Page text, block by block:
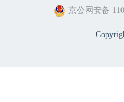
京公网安备